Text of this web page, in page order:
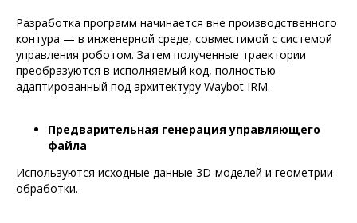
Разработка программ начинается вне производственного
контура — в инженерной среде, совместимой с системой
управления роботом. Затем полученные траектории
преобразуются в исполняемый код, полностью
адаптированный под архитектуру Waybot IRM.
Предварительная генерация управляющего
файла
Используются исходные данные 3D-моделей и геометрии
обработки.